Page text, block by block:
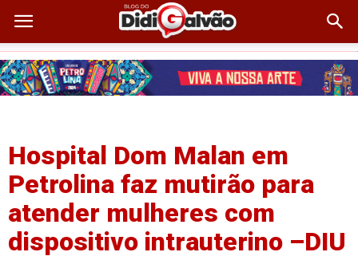
Hospital Dom Malan em
Petrolina faz mutirão para
atender mulheres com
dispositivo intrauterino –DIU